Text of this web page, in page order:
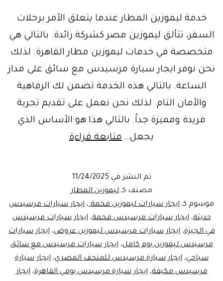
خدمة ليموزين المطار عندما يتعلق الأمر برحلات
السفر، تتألق ليموزين مصر كشركة رائدة. بالتالي هي
متخصصة في خدمات ليموزين مطار القاهرة. لذلك
نحن نوفر ايجار سيارة مرسيدس مع سائق على مدار
الساعة. بالتالي هذه الخدمة تضمن لك الرفاهية
والأمان التام. لذلك نحن نعمل على تقديم تجربة
فريدة ومميزة جداً. بالتالي هذا هو الأساس الذي
يجعل… متابعة قراءةخدمة
القاهرة
ايجار
مرسيدس
بالسائق
تم النشر في 11/24/2025
مصنف كـ ليموزين المطار
موسوم كـ ايجار سيارات ليموزين فخمة.، ايجار سيارات مرسيدس
حديثة،ايجار سيارات مرسيدس فخمة،ايجار سيارات مرسيدس
في الجيزة،ايجار سيارات مرسيدس ليموزين عروض،ايجار سيارات
مرسيدس ليموزين يوم كامل،ايجار سيارات مرسيدس مع سائق
سياحي،ايجار سيارة مرسيدس للمتحف المصري،ايجار سيارة
مرسيدس مكيفة،ايجار سيارة مرسيدس يومي القاهرة،ايجار